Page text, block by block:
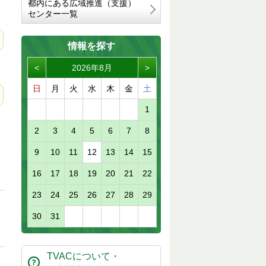
都内にある広域推進（支援）
センター一覧
情報を探す
< 2026年8月 >
日 月 火 水 木 金 土
1
2 3 4 5 6 7 8
9 10 11 12 13 14 15
16 17 18 19 20 21 22
23 24 25 26 27 28 29
30 31
TVACについて・